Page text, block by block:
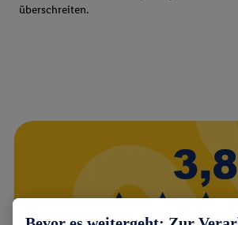
überschreiten.